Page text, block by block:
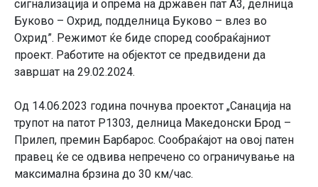
сигнализација и опрема на државен пат А3, делница
Буково – Охрид, подделница Буково – влез во
Охрид”. Режимот ќе биде според сообраќајниот
проект. Работите на објектот се предвидени да
завршат на 29.02.2024.
Од 14.06.2023 година почнува проектот „Санација на
трупот на патот Р1303, делница Македонски Брод –
Прилеп, премин Барбаpос. Сообраќајот на овој патен
правец ќе се одвива непречено со ограничување на
максимална брзина до 30 км/час.